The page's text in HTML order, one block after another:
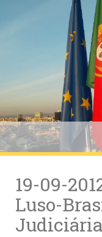
19-09-
Luso-
Judiciária